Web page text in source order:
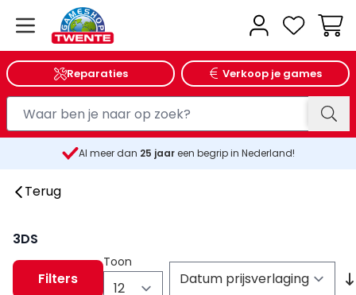
Reparaties Verkoop je games
Al meer dan 25 jaareen begrip in Nederland!
Terug
3DS
Filters
Toon
per pagina